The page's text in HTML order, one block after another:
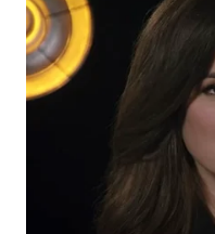
SUKABUMI
WN
PURWAKARTA